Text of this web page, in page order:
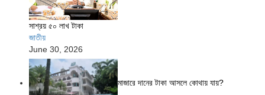
সাশ্রয় ৫০ লাখ টাকা
জাতীয়
June 30, 2026
মাজারে দানের টাকা আসলে কোথায় যায়?